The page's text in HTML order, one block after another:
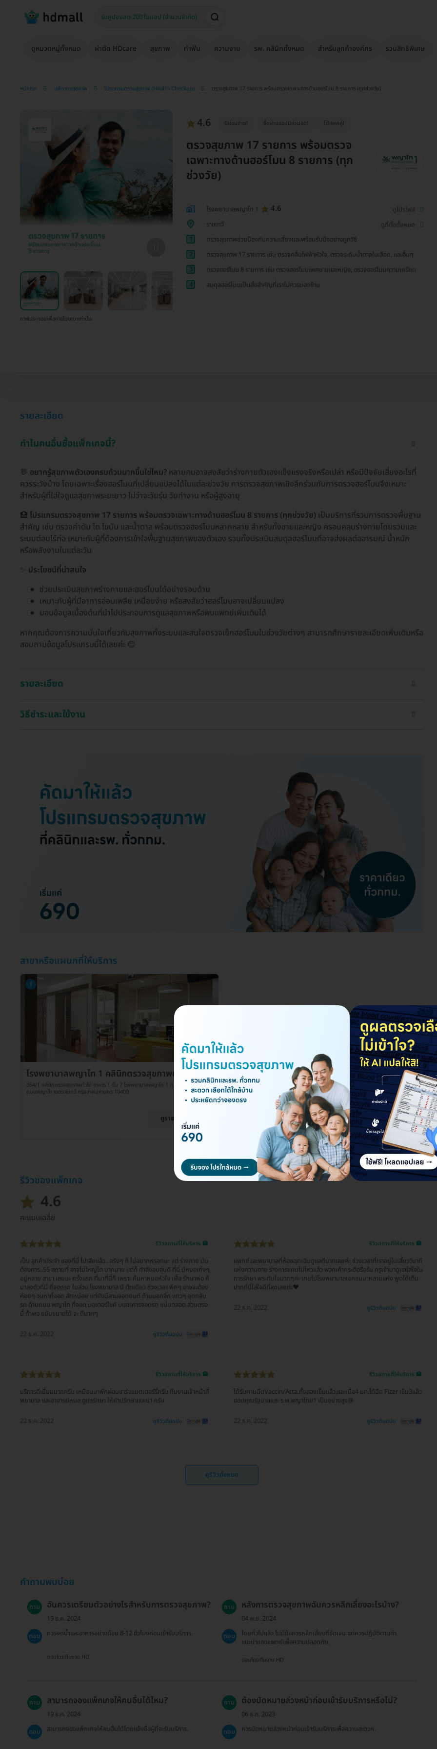
ดูหมวดหมู่ทั้งหมด ผ่าตัด HDcare สุขภาพ ทำฟัน ความงาม รพ. คลินิกทั้งหมด สำหรับลูกค้าองค์กร รวมสิทธิพิเศษ
หน้าแรก แพ็กเกจสุขภาพ โปรแกรมตรวจสุขภาพ (Health Checkup) ตรวจสุขภาพ 17 รายการ พร้อมตรวจเฉพาะทางด้านฮอร์โมน 8 รายการ (ทุกช่วงวัย)
ภาพประกอบเพื่อการโฆษณาเท่านั้น
4.6 มีผ่อนจ่าย! ซื้อผ่านเเอปมีส่วนลด! ได้เเพคคู่!
ตรวจสุขภาพ 17 รายการ พร้อมตรวจ
เฉพาะทางด้านฮอร์โมน 8 รายการ (ทุก
ช่วงวัย)
โรงพยาบาลพญาไท 1 4.6
ดูโปรไฟล์
ราชเทวี
ดูที่ตั้งทั้งหมด
1
ตรวจสุขภาพช่วยป้องกันความเสี่ยงเเละพร้อมรับมืออย่างถูกวิธี
2
ตรวจสุขภาพ 17 รายการ เช่น ตรวจคลื่นไฟฟ้าหัวใจ, ตรวจระดับน้ำตาลในเลือด, และอื่นๆ
3
ตรวจฮอร์โมน 8 รายการ เช่น ตรวจฮอร์โมนเพศชายและหญิง, ตรวจฮอร์โมนความเครียด
4
สมดุลฮอร์โมนเป็นสิ่งสำคัญที่เราไม่ควรมองข้าม
รายละเอียด
ทำไมคนอื่นซื้อแพ็กเกจนี้?
💬 อยากรู้สุขภาพตัวเองครบถ้วนมากขึ้นใช่ไหม? หลายคนอาจสงสัยว่าร่างกายตัวเองแข็งแรงจริงหรือเปล่า หรือมีปัจจัยเสี่ยงอะไรที่
ควรระวังบ้าง โดยเฉพาะเรื่องฮอร์โมนที่เปลี่ยนแปลงได้ในแต่ละช่วงวัย การตรวจสุขภาพเชิงลึกร่วมกับการตรวจฮอร์โมนจึงเหมาะ
สำหรับผู้ที่ใส่ใจดูแลสุขภาพระยะยาว ไม่ว่าจะวัยรุ่น วัยทำงาน หรือผู้สูงอายุ
🏥 โปรแกรมตรวจสุขภาพ 17 รายการ พร้อมตรวจเฉพาะทางด้านฮอร์โมน 8 รายการ (ทุกช่วงวัย) เป็นบริการที่รวมการตรวจพื้นฐาน
สำคัญ เช่น ตรวจค่าตับ ไต ไขมัน และน้ำตาล พร้อมตรวจฮอร์โมนหลากหลาย สำหรับทั้งชายและหญิง ครอบคลุมร่างกายโดยรวมและ
ระบบต่อมไร้ท่อ เหมาะกับผู้ที่ต้องการเข้าใจพื้นฐานสุขภาพของตัวเอง รวมทั้งประเมินสมดุลฮอร์โมนที่อาจส่งผลต่ออารมณ์ น้ำหนัก
หรือพลังงานในแต่ละวัน
ประโยชน์ที่น่าสนใจ
ช่วยประเมินสุขภาพร่างกายและฮอร์โมนได้อย่างรอบด้าน
เหมาะกับผู้ที่มีอาการอ่อนเพลีย เหนื่อยง่าย หรือสงสัยว่าฮอร์โมนอาจเปลี่ยนแปลง
มอบข้อมูลเบื้องต้นที่นำไปประกอบการดูแลสุขภาพหรือพบแพทย์เพิ่มเติมได้
หากคุณต้องการความมั่นใจเกี่ยวกับสุขภาพทั้งระบบและสนใจตรวจเช็กฮอร์โมนในช่วงวัยต่างๆ สามารถศึกษารายละเอียดเพิ่มเติมหรือ
สอบถามข้อมูลโปรแกรมนี้ได้เลยค่ะ 😊
รายละเอียด
วิธีชำระและใช้งาน
สาขาหรือแผนกที่ให้บริการ
1
โรงพยาบาลพญาไท 1 คลินิกตรวจสุขภาพทั่วไป
364/1 คลินิกตรวจสุขภาพทั่วไป อาคาร 1 ชั้น 7 โรงพยาบาลพญาไท 1 ถ. ศรีอยุธยา แขวง
ถนนพญาไท เขตราชเทวี กรุงเทพมหานคร 10400
ดูรายละเอียด
รีวิวของแพ็กเกจ
4.6
คะแนนเฉลี่ย
รีวิวสถานที่ให้บริการ 🏥
เป็น ลูกค้าประจำ ของที่นี่ ไปเสียแล้ว.. จริงๆ ก็ ไม่อยากหรอกนะ แต่ ร่างกาย มัน
ต้องการ..55 สถานที่ อาจไม่ใหญ่โต มากมาย แต่ก็ กำลังอบอุ่นดี ที่นี่ มีหมอเก่งๆ
อยู่หลาย สาขา เลยนะ ครั้งแรก ที่มาที่นี่ก็ เพราะ ค้นหาหมอหัวใจ เพื่อ รักษาพ่อ ก็
มาลงตัวที่นี่ ที่จอดรถ ในส่วน โรงพยาบาล มี ตึกเดียว ช่วงเวลา พีคๆ อาจจะต้อง
ค่อยๆ วนหาที่จอด สักหน่อย แต่ยังมีลานจอดยนต์ ด้านนอกอีก แถวๆ จุดกลับ
รถ ด้านถนน พญาไท ที่จอด มอเตอร์ไซค์ บนอาคารจอดรถ แน่นตลอด ส่วนตรง
นี้ ถ้าพอ ขยับขยายได้ จะ ดีมากๆ
22 ธ.ค. 2022 ดูรีวิวต้นฉบับ
รีวิวสถานที่ให้บริการ 🏥
แพทย์และพยาบาลที่ห้องฉุกเฉินดูแลดีมากเลยค่ะ ช่วงเวลาที่เราอยู่ในเสี้ยววินาที
แห่งความตาย ร่างการแทบไม่ไหวแล้ว พวกเค้ากระตือรือร้น กรูเข้ามาดูแลใส่ใจใน
การรักษา พระทับใจมากๆค่ะ เคยไปโรงพยาบาลเอกชนมาหลายแห่ง พูดได้เต็ม
ปากที่นี่ใส่ใจดีที่สุดเลยค่ะ♥️
22 ธ.ค. 2022 ดูรีวิวต้นฉบับ
รีวิวสถานที่ให้บริการ 🏥
บริการดีเยี่ยมมากครับ เหมือนมาพักผ่อนชาร์จแบตเตอร์รี่ครับ ทีมงานเจ้าหน้าที่
พยาบาล และอาจารย์หมอ ดูแลรักษา ให้คำปรึกษาแนะนำ ครับ
22 ธ.ค. 2022 ดูรีวิวต้นฉบับ
รีวิวสถานที่ให้บริการ 🏥
ได้รับกานฉีดVaccin/Atta.ทั้งสองเข็มแล้ว,และเมื่อ4 มค.ได้ฉีด Fizer เข็ม3แล้ว
ขอบคุณรัฐบาลและ ร พ.พญาไทย1 เป็นอย่างสูง@
22 ธ.ค. 2022 ดูรีวิวต้นฉบับ
ดูรีวิวทั้งหมด
คำถามพบบ่อย
ถาม ฉันควรเตรียมตัวอย่างไรสำหรับการตรวจสุขภาพ?
19 ธ.ค. 2024
ตอบ
ควรงดน้ำและอาหารอย่างน้อย 8-12 ชั่วโมงก่อนเข้ารับบริการ.
ตอบโดยทีมงาน HD
ถาม หลังการตรวจสุขภาพฉันควรหลีกเลี่ยงอะไรบ้าง?
04 พ.ย. 2024
ตอบ
โดยทั่วไปแล้ว ไม่มีข้อควรหลีกเลี่ยงที่ชัดเจน แต่ควรปฏิบัติตามคำ
แนะนำของแพทย์เพื่อความปลอดภัย.
ตอบโดยทีมงาน HD
ถาม สามารถจองแพ็กเกจให้คนอื่นได้ไหม?
19 ธ.ค. 2024
ตอบ
สามารถจองแพ็กเกจให้คนอื่นได้โดยแจ้งชื่อผู้ที่จะรับบริการ.
ถาม ต้องนัดหมายล่วงหน้าก่อนเข้ารับบริการหรือไม่?
06 ธ.ค. 2023
ตอบ
ควรนัดหมายล่วงหน้าก่อนเข้ารับบริการเพื่อความสะดวก.